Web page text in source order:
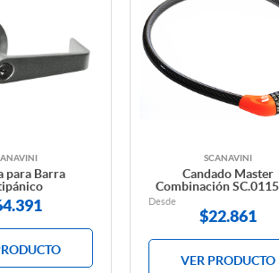
para Barra
SCANAVINI
Candado Master
Combinación
Desde
$22.861
VER PRODUCTO